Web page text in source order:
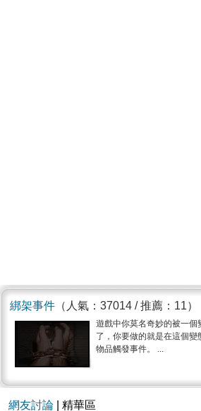
綁架事件 （人氣：37014 / 推薦：11）
遊戲中你莫名奇妙的被一
了，你要做的就是在這個
物品觸發事件。 ...
網友討論 | 精華區